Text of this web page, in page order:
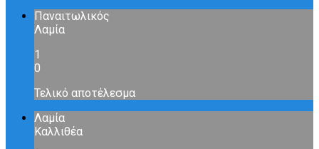
Παναιτωλικός
Λαμία
1
0
Τελικό αποτέλεσμα
Λαμία
Καλλιθέα